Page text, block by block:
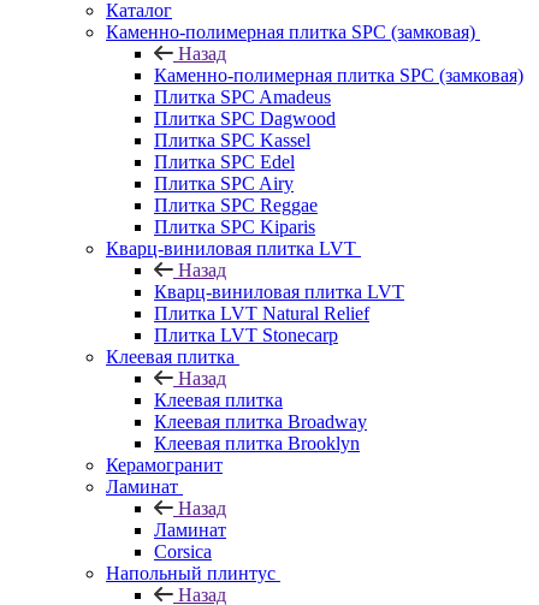
Каталог
Каменно-полимерная плитка SPC (замковая)
Назад
Каменно-полимерная плитка SPC (замковая)
Плитка SPC Amadeus
Плитка SPC Dagwood
Плитка SPC Kassel
Плитка SPC Edel
Плитка SPC Airy
Плитка SPC Reggae
Плитка SPC Kiparis
Кварц-виниловая плитка LVT
Назад
Кварц-виниловая плитка LVT
Плитка LVT Natural Relief
Плитка LVT Stonecarp
Клеевая плитка
Назад
Клеевая плитка
Клеевая плитка Broadway
Клеевая плитка Brooklyn
Керамогранит
Ламинат
Назад
Ламинат
Corsica
Напольный плинтус
Назад